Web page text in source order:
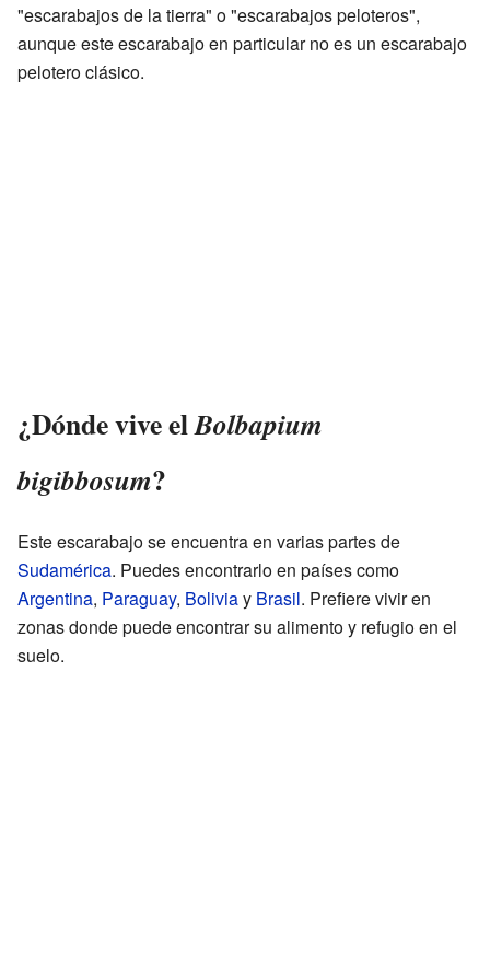
"escarabajos de la tierra" o "escarabajos peloteros",
aunque este escarabajo en particular no es un escarabajo
pelotero clásico.
¿Dónde vive elBolbapium
bigibbosum?
Este escarabajo se encuentra en varias partes de
Sudamérica. Puedes encontrarlo en países como
Argentina, Paraguay, Boliviay Brasil. Prefiere vivir en
zonas donde puede encontrar su alimento y refugio en el
suelo.